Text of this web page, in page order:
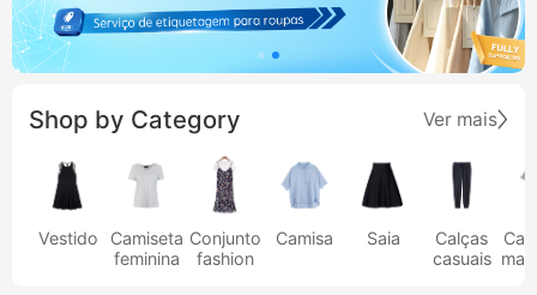
Shop by Category Ver mais
Vestido
Camiseta
feminina
Conjunto
fashion
Camisa Saia
Calças
casuais